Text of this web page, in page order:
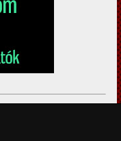
el a fenti